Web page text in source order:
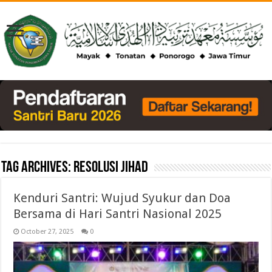
Tag Archives: Resolusi Jihad
Kenduri Santri: Wujud Syukur dan Doa
Bersama di Hari Santri Nasional 2025
October 27, 2025 0